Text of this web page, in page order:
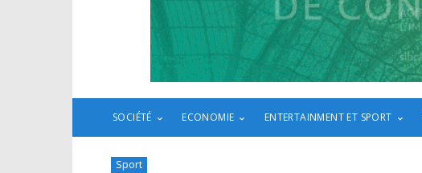
SOCIÉTÉ ECONOMIE ENTERTAINMENT ET SPORT
Sport